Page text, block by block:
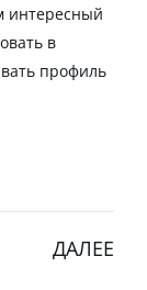
интересный
в
профиль
ДАЛЕЕ